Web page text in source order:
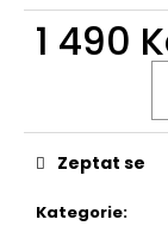
1 490
Kategorie:
Zeptat se